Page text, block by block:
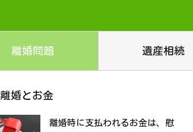
離婚問題 遺産相続
離婚とお金
離婚時に支払われるお金は、慰